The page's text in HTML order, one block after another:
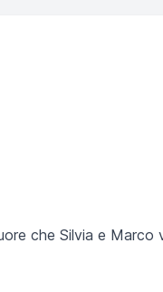
che Silvia e